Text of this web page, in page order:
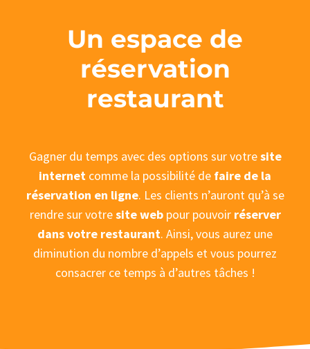
Un espace de
réservation
restaurant
Gagner du temps avec des options sur votresite
internet comme la possibilité de faire de la
réservation en ligne. Les clients n’auront qu’à se
rendre sur votresite webpour pouvoir réserver
dans votre restaurant. Ainsi, vous aurez une
diminution du nombre d’appels et vous pourrez
consacrer ce temps à d’autres tâches !